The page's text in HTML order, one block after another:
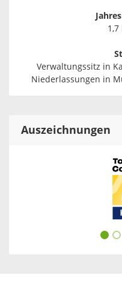
Verwaltungssitz in
Niederlassungen in
Auszeichnungen